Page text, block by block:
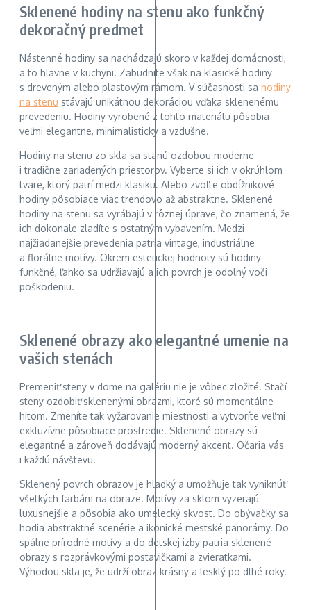
Sklenené hodiny na stenu ako funkčný
dekoračný predmet
Nástenné hodiny sa nachádzajú skoro v každej domácnosti,
a to hlavne v kuchyni. Zabudnite však na klasické hodiny
s dreveným alebo plastovým rámom. V súčasnosti sa hodiny
na stenu stávajú unikátnou dekoráciou vďaka sklenenému
prevedeniu. Hodiny vyrobené z tohto materiálu pôsobia
veľmi elegantne, minimalisticky a vzdušne.
Hodiny na stenu zo skla sa stanú ozdobou moderne
i tradične zariadených priestorov. Vyberte si ich v okrúhlom
tvare, ktorý patrí medzi klasiku. Alebo zvoľte obdĺžnikové
hodiny pôsobiace viac trendovo až abstraktne. Sklenené
hodiny na stenu sa vyrábajú v rôznej úprave, čo znamená, že
ich dokonale zladíte s ostatným vybavením. Medzi
najžiadanejšie prevedenia patria vintage, industriálne
a florálne motívy. Okrem estetickej hodnoty sú hodiny
funkčné, ľahko sa udržiavajú a ich povrch je odolný voči
poškodeniu.
Sklenené obrazy ako elegantné umenie na
vašich stenách
Premeniť steny v dome na galériu nie je vôbec zložité. Stačí
steny ozdobiť sklenenými obrazmi, ktoré sú momentálne
hitom. Zmeníte tak vyžarovanie miestnosti a vytvoríte veľmi
exkluzívne pôsobiace prostredie. Sklenené obrazy sú
elegantné a zároveň dodávajú moderný akcent. Očaria vás
i každú návštevu.
Sklenený povrch obrazov je hladký a umožňuje tak vyniknúť
všetkých farbám na obraze. Motívy za sklom vyzerajú
luxusnejšie a pôsobia ako umelecký skvost. Do obývačky sa
hodia abstraktné scenérie a ikonické mestské panorámy. Do
spálne prírodné motívy a do detskej izby patria sklenené
obrazy s rozprávkovými postavičkami a zvieratkami.
Výhodou skla je, že udrží obraz krásny a lesklý po dlhé roky.